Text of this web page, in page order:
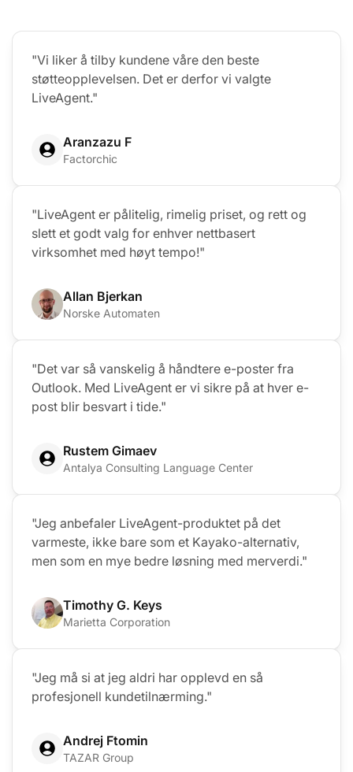
"Vi liker å tilby kundene våre den beste
støtteopplevelsen. Det er derfor vi valgte
LiveAgent."
Aranzazu F
Factorchic
"LiveAgent er pålitelig, rimelig priset, og rett og
slett et godt valg for enhver nettbasert
virksomhet med høyt tempo!"
Allan Bjerkan
Norske Automaten
"Det var så vanskelig å håndtere e-poster fra
Outlook. Med LiveAgent er vi sikre på at hver e-
post blir besvart i tide."
Rustem Gimaev
Antalya Consulting Language Center
"Jeg anbefaler LiveAgent-produktet på det
varmeste, ikke bare som et Kayako-alternativ,
men som en mye bedre løsning med merverdi."
Timothy G. Keys
Marietta Corporation
"Jeg må si at jeg aldri har opplevd en så
profesjonell kundetilnærming."
Andrej Ftomin
TAZAR Group